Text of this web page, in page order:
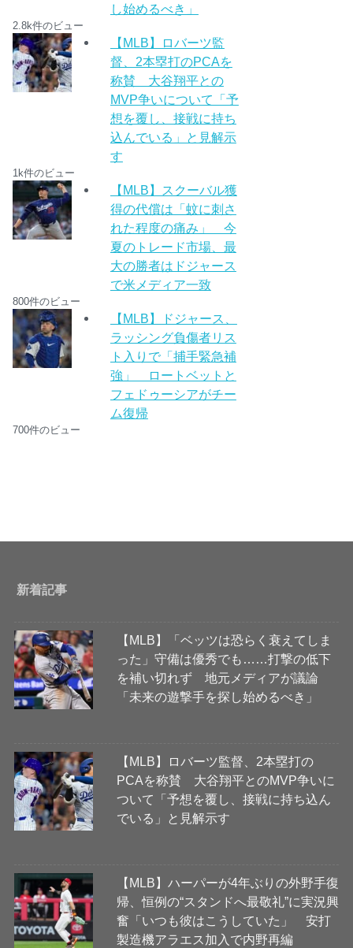
し始めるべき」
2.8k件のビュー
【MLB】ロバーツ監
督、2本塁打のPCAを
称賛 大谷翔平との
MVP争いについて「予
想を覆し、接戦に持ち
込んでいる」と見解示
す
1k件のビュー
【MLB】スクーバル獲
得の代償は「蚊に刺さ
れた程度の痛み」 今
夏のトレード市場、最
大の勝者はドジャース
で米メディア一致
800件のビュー
【MLB】ドジャース、
ラッシング負傷者リス
ト入りで「捕手緊急補
強」 ロートベットと
フェドゥーシアがチー
ム復帰
700件のビュー
新着記事
【MLB】「ベッツは恐らく衰えてしま
った」守備は優秀でも……打撃の低下
を補い切れず 地元メディアが議論
「未来の遊撃手を探し始めるべき」
【MLB】ロバーツ監督、2本塁打の
PCAを称賛 大谷翔平とのMVP争いに
ついて「予想を覆し、接戦に持ち込ん
でいる」と見解示す
【MLB】ハーパーが4年ぶりの外野手復
帰、恒例の“スタンドへ最敬礼”に実況興
奮「いつも彼はこうしていた」 安打
製造機アラエス加入で内野再編